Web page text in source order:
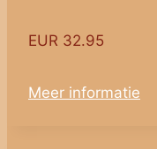
EUR 32.95
Meer informatie